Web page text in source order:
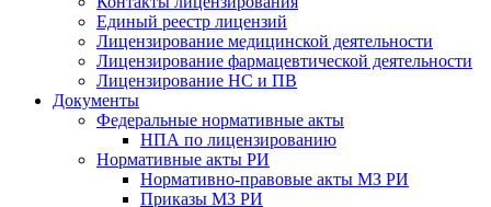
Единый реестр лицензий
Лицензирование медицинской деятельности
Лицензирование фармацевтической деятельности
Лицензирование НС и ПВ
Документы
Федеральные нормативные акты
НПА по лицензированию
Нормативные акты РИ
Нормативно-правовые акты МЗ РИ
Приказы МЗ РИ